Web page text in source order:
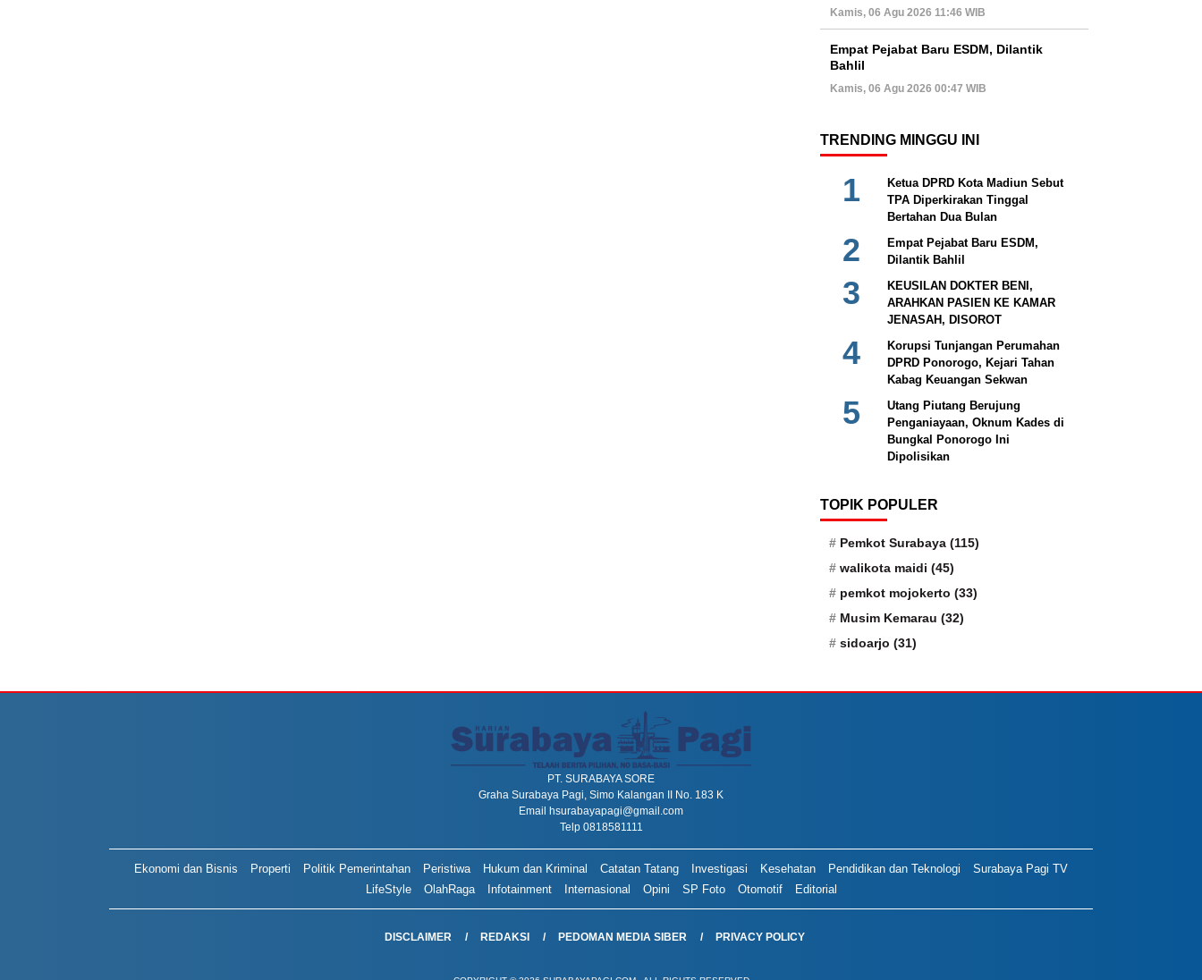
Lewat ‘Dasi Pak Hari Serasi’, Pemkab
Pamekasan Beri Bantuan Modal
Pelaku Usaha Perikanan
Kamis, 06 Agu 2026 11:46 WIB
Kamis, 06 Agu 2026 00:47 WIB
TRENDING MINGGU INI
Ketua DPRD Kota Madiun
Sebut TPA Diperkirakan
Empat Pejabat Baru ESDM,
Dilantik Bahlil
KEUSILAN DOKTER BENI,
ARAHKAN PASIEN KE KAMAR
Korupsi Tunjangan
Perumahan DPRD Ponorogo,
Kejari Tahan Kabag
Penganiayaan, Oknum Kades
di Bungkal Ponorogo Ini
Dipolisikan
TOPIK POPULER
PT. SURABAYA SORE
Graha Surabaya Pagi, Simo Kalangan II No. 183 K
Telp 0818581111